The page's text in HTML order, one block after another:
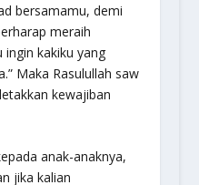
bersamamu, demi
meraih
ingin kakiku yang
Maka Rasulullah saw
kewajiban
anak-anaknya,
jika kalian